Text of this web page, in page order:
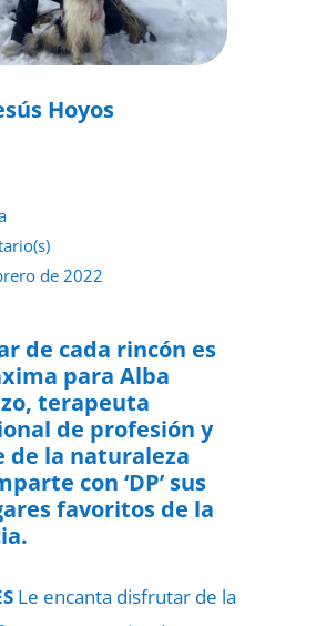
Hoyos
de 2022
de cada rincón es
para Alba
terapeuta
de profesión y
de la naturaleza
con ‘DP’ sus
favoritos de la
Le encanta disfrutar de la